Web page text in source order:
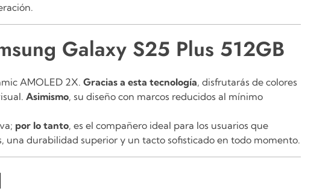
Galaxy S25 Plus 512GB
AMOLED 2X. Gracias a esta tecnología, disfrutarás de colores
Asimismo, su diseño con marcos reducidos al mínimo
por lo tanto, es el compañero ideal para los usuarios que
durabilidad superior y un tacto sofisticado en todo momento.